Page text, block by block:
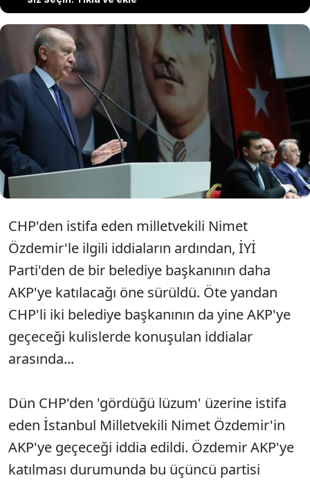
İktidara yakın gazeteci Sinan Burhan CHP'den
istifa eden İstanbul milletvekili Nimet Özdemir ile
İYİ Parti'den istifa etmesi beklenen Nevşehir
Belediye Başkanı Rasim Arı'nın 25 Haziran'da
AKP'ye katılacağını söyledi. Burhan, CHP'li iki
belediye başkanının AKP'ye katılımının 'büyük
ölçüde' kesin olduğunu söylerken, biri için ise
görüşmelerin sürdüğünü belirtti.
CHP'den istifa eden milletvekili Nimet
Özdemir'le ilgili iddiaların ardından, İYİ
Parti'den de bir belediye başkanının daha
AKP'ye katılacağı öne sürüldü. Öte yandan
CHP'li iki belediye başkanının da yine AKP'ye
geçeceği kulislerde konuşulan iddialar
arasında...
Dün CHP'den 'gördüğü lüzum' üzerine istifa
eden İstanbul Milletvekili Nimet Özdemir'in
AKP'ye geçeceği iddia edildi. Özdemir AKP'ye
katılması durumunda bu üçüncü partisi